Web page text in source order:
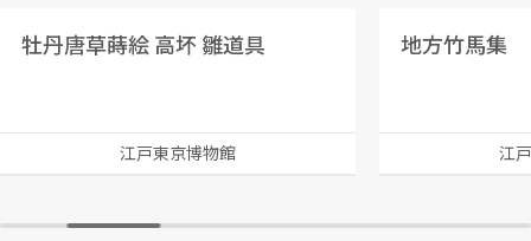
牡丹唐草蒔絵 高坏 雛道具
江戸東京博物館
地方竹馬集
江